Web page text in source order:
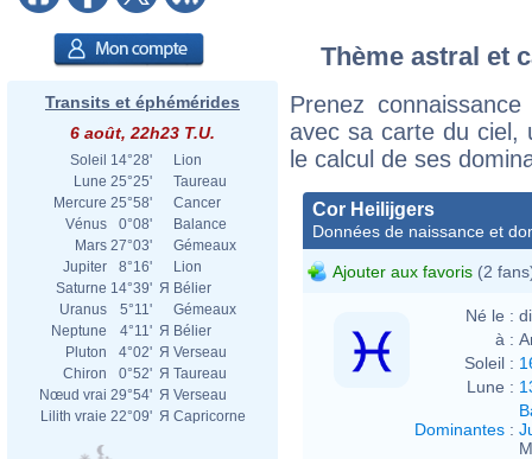
Transits et éphémérides
6 août, 22h23 T.U.
Soleil 14°28'
Lion
Lune 25°25'
Taureau
Mercure 25°58'
Cancer
Vénus
0°08'
Balance
Mars 27°03'
Gémeaux
Jupiter
8°16'
Lion
Saturne 14°39' Я Bélier
Uranus
5°11'
Gémeaux
Neptune
4°11' Я Bélier
Pluton
4°02' Я Verseau
Chiron
0°52' Я Taureau
Nœud vrai 29°54' Я Verseau
Lilith vraie 22°09' Я Capricorne
Thème astral et
Prenez
avec sa carte du ciel,
le calcul de ses
Cor Heilijgers
Données de naissance et
Ajouter aux favoris (2
Né le :
à :
Soleil :
Lune :
Dominantes :